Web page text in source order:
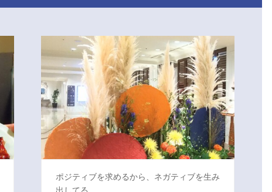
ポジティブを求めるから、ネガティブを生み